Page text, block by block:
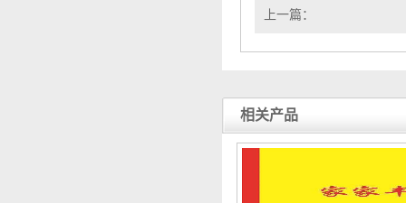
上一篇：
相关产品